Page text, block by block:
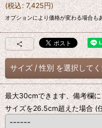
(税込: 7,425円)
オプションにより価格が変わる場合も
サイズ / 性別 を選択して
最大30cmできます、備考欄
サイズを26.5cm超えた場合(